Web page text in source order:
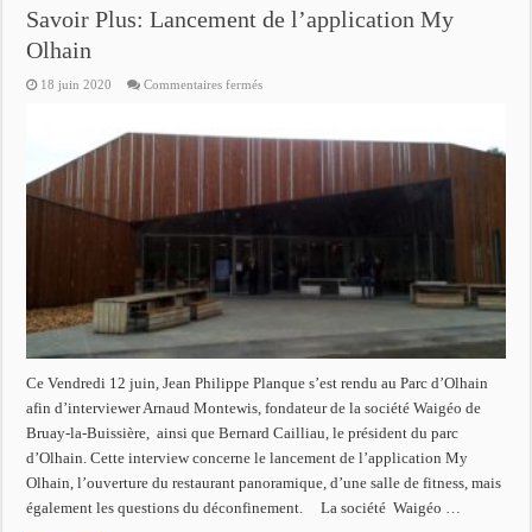
Savoir Plus: Lancement de l’application My
Olhain
18 juin 2020 Commentaires ferméssur
de
l’application
Ce Vendredi 12 juin, Jean Philippe Planque s’est rendu au Parc d’Olhain
afin d’interviewer Arnaud Montewis, fondateur de la société Waigéo de
Bruay-la-Buissière, ainsi que Bernard Cailliau, le président du parc
d’Olhain. Cette interview concerne le lancement de l’application My
Olhain, l’ouverture du restaurant panoramique, d’une salle de fitness, mais
également les questions du déconfinement. La société Waigéo …